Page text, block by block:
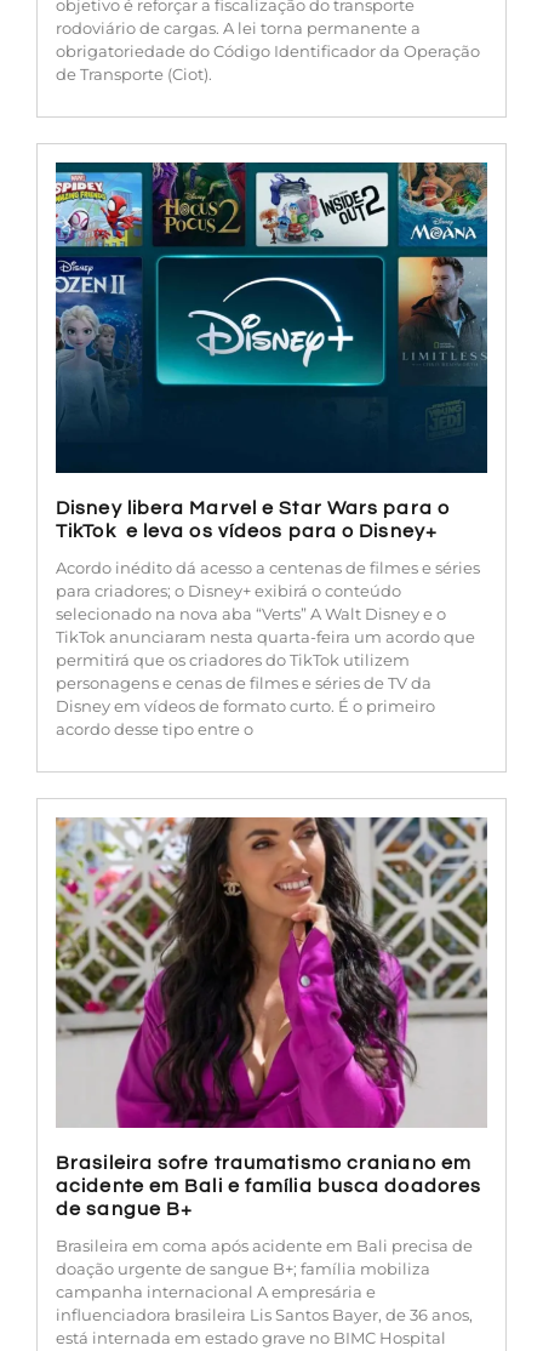
objetivo é reforçar a fiscalização do transporte
rodoviário de cargas. A lei torna permanente a
obrigatoriedade do Código Identificador da Operação
de Transporte (Ciot).
Disney libera Marvel e Star Wars para o
TikTok e leva os vídeos para o Disney+
Acordo inédito dá acesso a centenas de filmes e séries
para criadores; o Disney+ exibirá o conteúdo
selecionado na nova aba “Verts” A Walt Disney e o
TikTok anunciaram nesta quarta-feira um acordo que
permitirá que os criadores do TikTok utilizem
personagens e cenas de filmes e séries de TV da
Disney em vídeos de formato curto. É o primeiro
acordo desse tipo entre o
Brasileira sofre traumatismo craniano em
acidente em Bali e família busca doadores
de sangue B+
Brasileira em coma após acidente em Bali precisa de
doação urgente de sangue B+; família mobiliza
campanha internacional A empresária e
influenciadora brasileira Lis Santos Bayer, de 36 anos,
está internada em estado grave no BIMC Hospital